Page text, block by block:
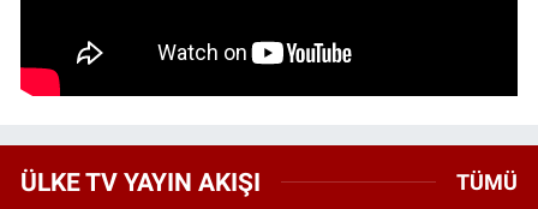
ÜLKE TV YAYIN AKIŞI TÜMÜ